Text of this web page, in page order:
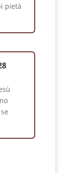
pietà